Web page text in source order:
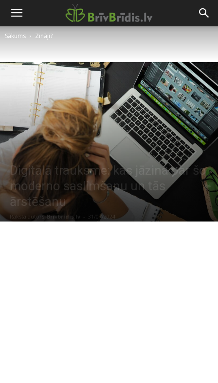
Sākums Zināji?
Digitālā trauksme: kas jāzina par šo
moderno saslimšanu un tās
ārstēšanu
Raksta autors Brivbridis.lv 31/07/2024